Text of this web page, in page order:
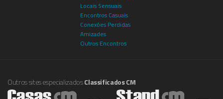
Locais Sensuais
Encontros Casuais
Conexões Perdidas
Amizades
Outros Encontros
Outros sites especializadosClassificados CM